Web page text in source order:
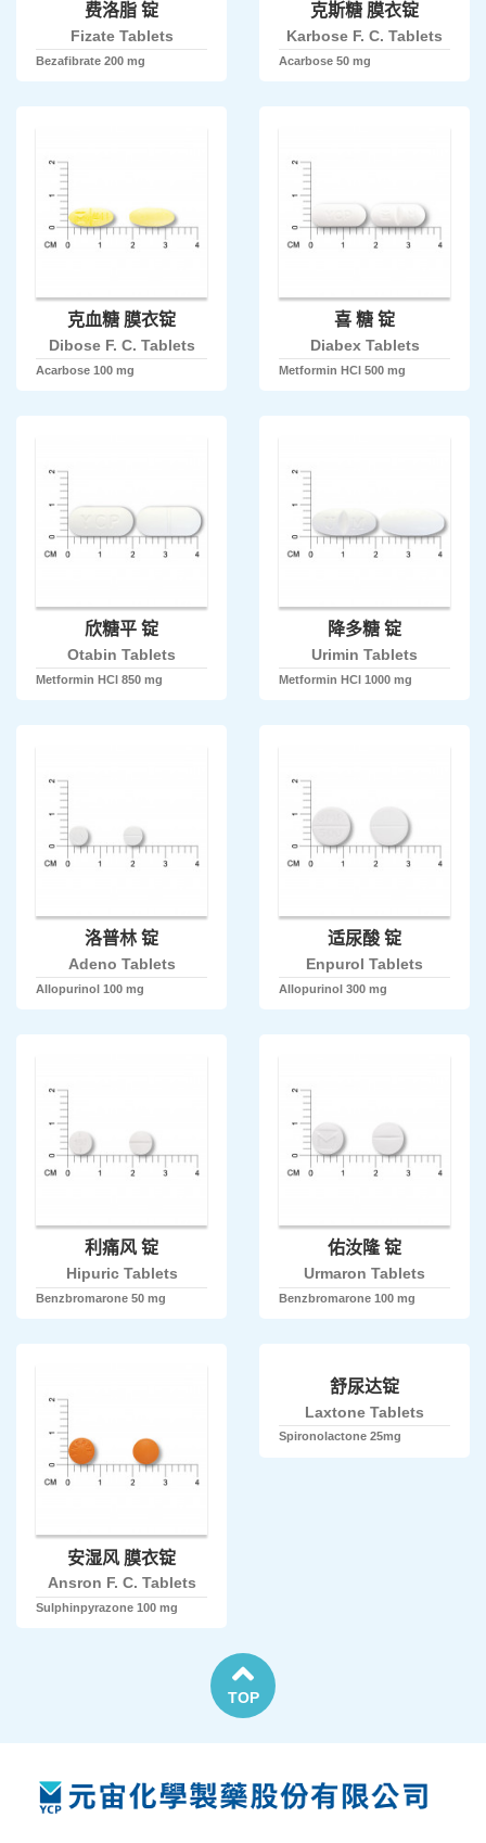
费洛脂 锭
Fizate Tablets
Bezafibrate 200 mg
克斯糖 膜衣锭
Karbose F. C. Tablets
Acarbose 50 mg
克血糖 膜衣锭
Dibose F. C. Tablets
Acarbose 100 mg
喜 糖 锭
Diabex Tablets
Metformin HCl 500 mg
欣糖平 锭
Otabin Tablets
Metformin HCl 850 mg
降多糖 锭
Urimin Tablets
Metformin HCl 1000 mg
洛普林 锭
Adeno Tablets
Allopurinol 100 mg
适尿酸 锭
Enpurol Tablets
Allopurinol 300 mg
利痛风 锭
Hipuric Tablets
Benzbromarone 50 mg
佑汝隆 锭
Urmaron Tablets
Benzbromarone 100 mg
安湿风 膜衣锭
Ansron F. C. Tablets
Sulphinpyrazone 100 mg
舒尿达锭
Laxtone Tablets
Spironolactone 25mg
TOP